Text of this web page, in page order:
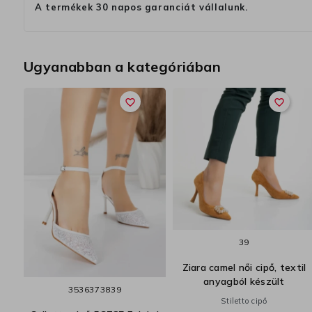
A termékek 30 napos garanciát vállalunk.
Ugyanabban a kategóriában
favorite_border
3536373839
favorite_border
39
Ziara camel női cipő, textil
anyagból készült
Stiletto cipő